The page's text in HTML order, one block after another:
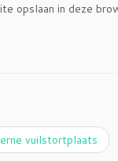
opslaan in deze
vuilstortplaats